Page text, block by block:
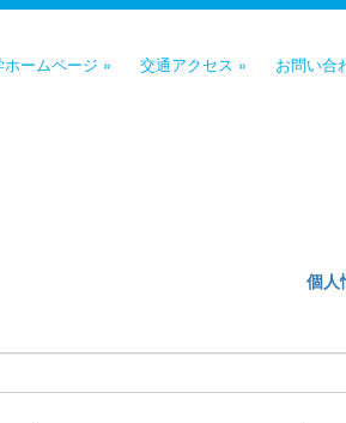
ームページ » 交通アクセス » お問い合
個人